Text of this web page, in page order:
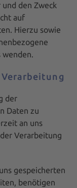
den Zweck
auf
Hierzu sowie
wenden.
der
Daten zu
an uns
Verarbeitung
gespeicherten
benötigen